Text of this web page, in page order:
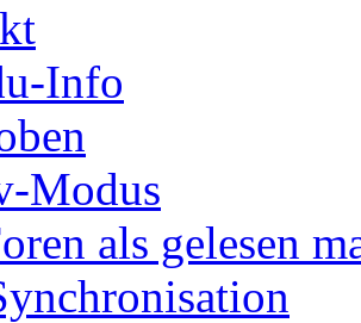
Info
Modus
als gelesen